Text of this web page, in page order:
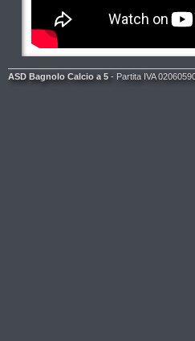
ASD Bagnolo Calcio a 5 - Partita IVA